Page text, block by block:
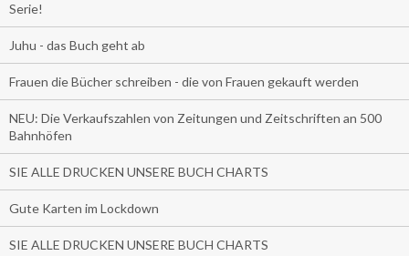
Serie!
Juhu - das Buch geht ab
Frauen die Bücher schreiben - die von Frauen gekauft werden
NEU: Die Verkaufszahlen von Zeitungen und Zeitschriften an 500
Bahnhöfen
SIE ALLE DRUCKEN UNSERE BUCH CHARTS
Gute Karten im Lockdown
SIE ALLE DRUCKEN UNSERE BUCH CHARTS